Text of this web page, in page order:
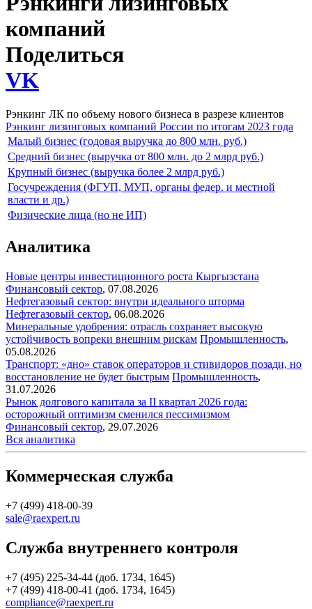
компаний
Поделиться
VK
Рэнкинг ЛК по объему нового бизнеса в разрезе клиентов
Рэнкинг лизинговых компаний России по итогам 2023 года
Малый бизнес (годовая выручка до 800 млн. руб.)
Средний бизнес (выручка от 800 млн. до 2 млрд руб.)
Крупный бизнес (выручка более 2 млрд руб.)
Госучреждения (ФГУП, МУП, органы федер. и местной
власти и др.)
Физические лица (но не ИП)
Аналитика
Новые центры инвестиционного роста Кыргызстана
Финансовый сектор, 07.08.2026
Нефтегазовый сектор: внутри идеального шторма
Нефтегазовый сектор, 06.08.2026
Минеральные удобрения: отрасль сохраняет высокую
устойчивость вопреки внешним рискам Промышленность,
05.08.2026
Транспорт: «дно» ставок операторов и стивидоров позади, но
восстановление не будет быстрым Промышленность,
31.07.2026
Рынок долгового капитала за II квартал 2026 года:
осторожный оптимизм сменился пессимизмом
Финансовый сектор, 29.07.2026
Вся аналитика
Коммерческая служба
+7 (499) 418-00-39
sale@raexpert.ru
Служба внутреннего контроля
+7 (495) 225-34-44 (доб. 1734, 1645)
+7 (499) 418-00-41 (доб. 1734, 1645)
compliance@raexpert.ru